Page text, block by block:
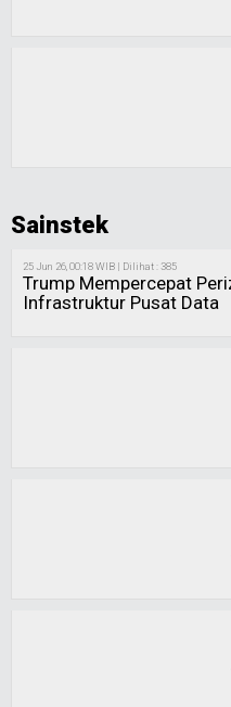
Sainstek
25 Jun 26, 00:18 WIB | Dilihat : 385
Trump Mempercepat
Infrastruktur Pusat Data